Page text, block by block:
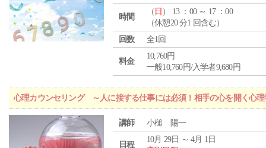
時間
（ 日 ） 13 ：00 ～ 17 ：00
（休憩20 分1 回含む）
回数
全1回
料金
10,760円
一般10,760円/入学者9,680円
心理カウンセリング ～人に接する仕事には必須！相手の心を開く心理
講師 小槌 陽一
日程
10月 29日 ～ 4月 1日